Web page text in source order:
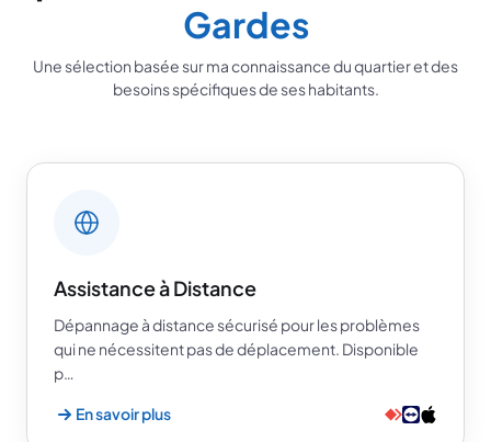
Gardes
Une sélection basée sur ma connaissance du quartier et des
besoins spécifiques de ses habitants.
Assistance à Distance
Dépannage à distance sécurisé pour les problèmes
qui ne nécessitent pas de déplacement. Disponible
p…
En savoir plus